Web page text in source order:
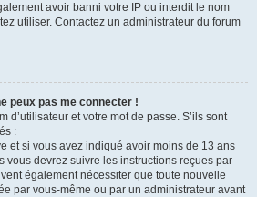
avoir banni votre IP ou interdit le nom
utiliser. Contactez un administrateur du forum
peux pas me connecter !
d’utilisateur et votre mot de passe. S’ils sont
:
et si vous avez indiqué avoir moins de 13 ans
vous devrez suivre les instructions reçues par
également nécessiter que toute nouvelle
par vous-même ou par un administrateur avant